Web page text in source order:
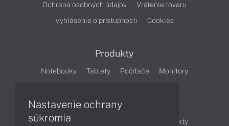
Ochrana osobných údajov
Vrátenie tovaru
Vyhlásenie o prístupnosti
Cookies
Produkty
Notebooky Tablety Počítače Monitory
Články
Obchodné informácie
Produkty
Nastavenie ochrany
súkromia